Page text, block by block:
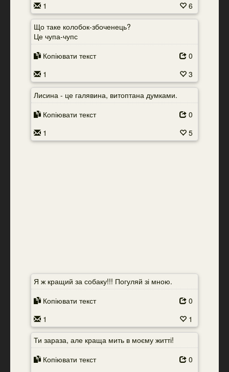
1
6
Що таке колобок-збоченець?
Це чупа-чупс
Копіювати текст
0
1
3
Лисина - це галявина, витоптана думками.
Копіювати текст
0
1
5
Я ж кращий за собаку!!! Погуляй зі мною.
Копіювати текст
0
1
1
Ти зараза, але краща мить в моєму житті!
Копіювати текст
0